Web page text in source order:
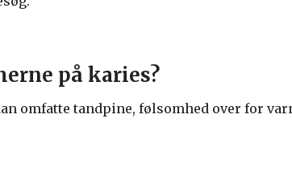
på karies?
omfatte tandpine, følsomhed over for